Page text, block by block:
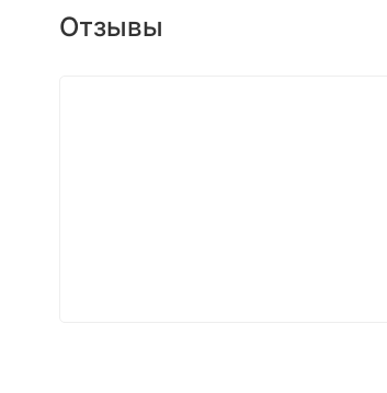
Отзывы